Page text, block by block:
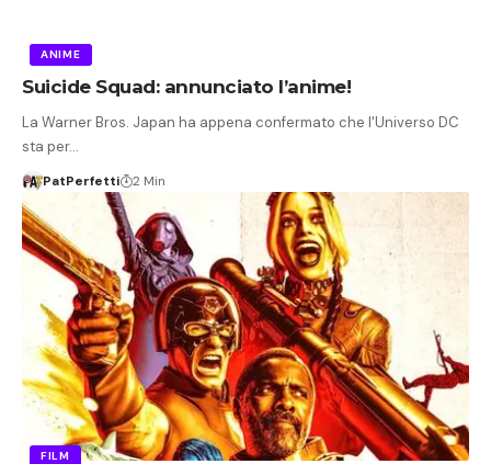
ANIME
Suicide Squad: annunciato l’anime!
La Warner Bros. Japan ha appena confermato che l'Universo DC
sta per…
PatPerfetti 2 Min
FILM